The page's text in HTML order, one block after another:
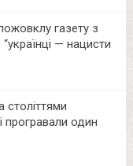
газету з
— нацисти
програвали один